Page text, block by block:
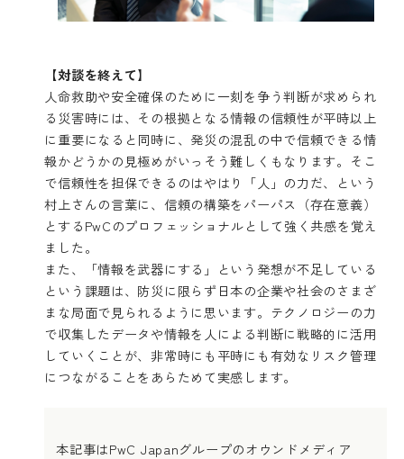
【対談を終えて】
人命救助や安全確保のために一刻を争う判断が求められ
る災害時には、その根拠となる情報の信頼性が平時以上
に重要になると同時に、発災の混乱の中で信頼できる情
報かどうかの見極めがいっそう難しくもなります。そこ
で信頼性を担保できるのはやはり「人」の力だ、という
村上さんの言葉に、信頼の構築をパーパス（存在意義）
とするPwCのプロフェッショナルとして強く共感を覚え
ました。
また、「情報を武器にする」という発想が不足している
という課題は、防災に限らず日本の企業や社会のさまざ
まな局面で見られるように思います。テクノロジーの力
で収集したデータや情報を人による判断に戦略的に活用
していくことが、非常時にも平時にも有効なリスク管理
につながることをあらためて実感します。
本記事はPwC Japanグループのオウンドメディア